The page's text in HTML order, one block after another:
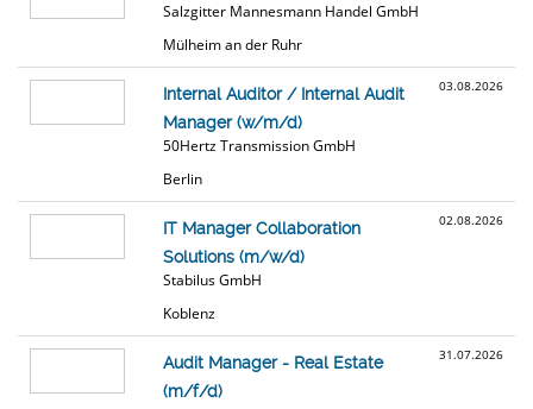
Salzgitter Mannesmann Handel GmbH
Mülheim an der Ruhr
03.08.2026
Internal Auditor / Internal Audit
Manager (w/m/d)
50Hertz Transmission GmbH
Berlin
02.08.2026
IT Manager Collaboration
Solutions (m/w/d)
Stabilus GmbH
Koblenz
31.07.2026
Audit Manager - Real Estate
(m/f/d)